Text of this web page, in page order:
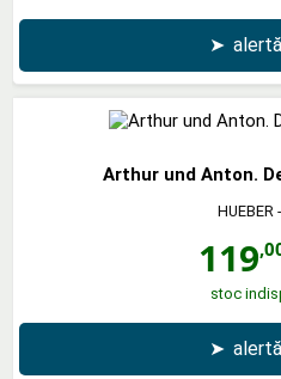
➤
Arthur und Anton.
HUEBER
119
stoc
➤